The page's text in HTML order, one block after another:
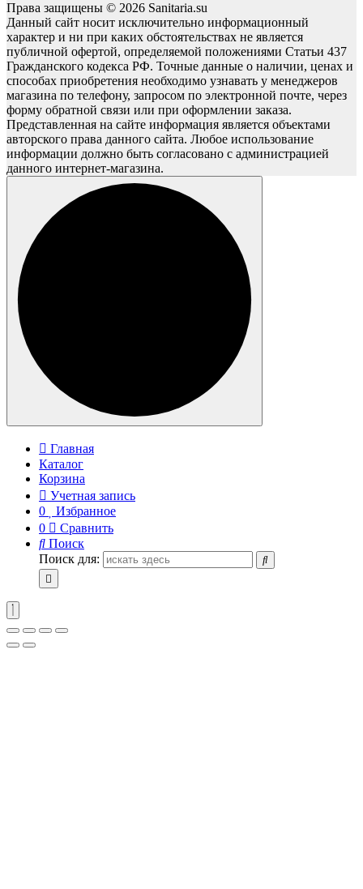
Права защищены © 2026 Sanitaria.su
Данный сайт носит исключительно информационный
характер и ни при каких обстоятельствах не является
публичной офертой, определяемой положениями Статьи 437
Гражданского кодекса РФ. Точные данные о наличии, ценах и
способах приобретения необходимо узнавать у менеджеров
магазина по телефону, запросом по электронной почте, через
форму обратной связи или при оформлении заказа.
Представленная на сайте информация является объектами
авторского права данного сайта. Любое использование
информации должно быть согласовано с администрацией
данного интернет-магазина.
Главная
Каталог
Корзина
Учетная запись
0
Избранное
0
Сравнить
Поиск
Поиск для: